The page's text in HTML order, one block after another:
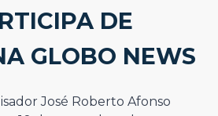
DE
GLOBO NEWS
José Roberto Afonso